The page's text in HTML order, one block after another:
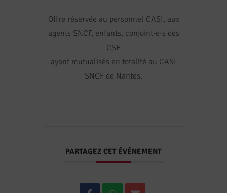
Offre réservée au personnel CASI, aux
agents SNCF, enfants, conjoint·e·s des
CSE
ayant mutualisés en totalité au CASI
SNCF de Nantes.
PARTAGEZ CET ÉVÉNEMENT